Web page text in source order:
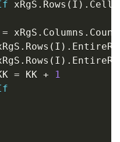
xRgS . Rows ( I ) . Cells
= xRgS . Columns .
. Rows ( I ) .
. Rows ( I ) .
= KK +
1